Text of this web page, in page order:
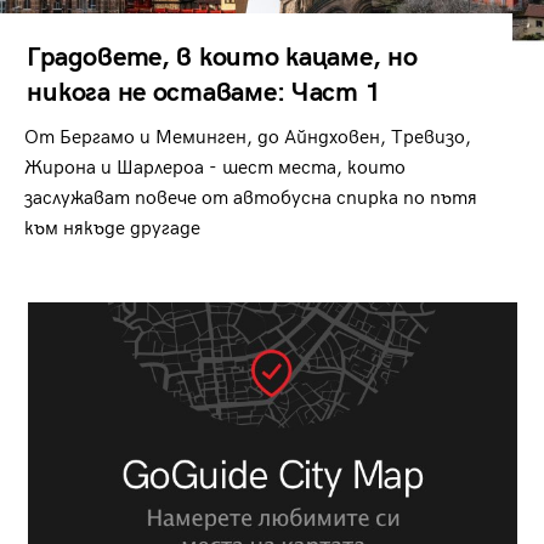
Градовете, в които кацаме, но
никога не оставаме: Част 1
От Бергамо и Меминген, до Айндховен, Тревизо,
Жирона и Шарлероа - шест места, които
заслужават повече от автобусна спирка по пътя
към някъде другаде